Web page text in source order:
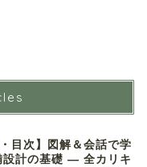
・目次】図解＆会話で学
設計の基礎 ― 全カリキ